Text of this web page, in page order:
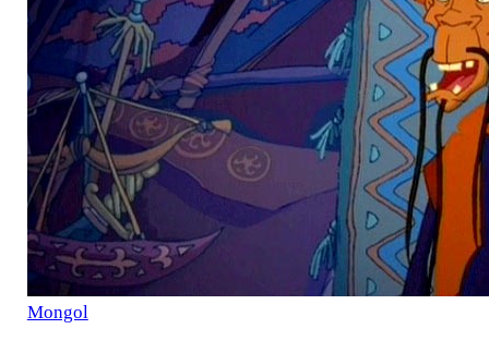
Mоngol